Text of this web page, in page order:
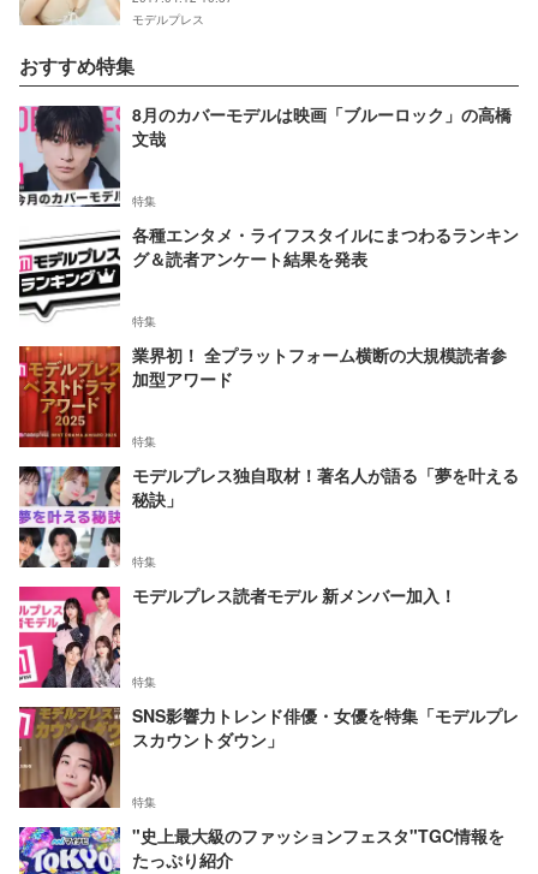
モデルプレス
おすすめ特集
8月のカバーモデルは映画「ブルーロック」の高橋
文哉
特集
各種エンタメ・ライフスタイルにまつわるランキン
グ＆読者アンケート結果を発表
特集
業界初！ 全プラットフォーム横断の大規模読者参
加型アワード
特集
モデルプレス独自取材！著名人が語る「夢を叶える
秘訣」
特集
モデルプレス読者モデル 新メンバー加入！
特集
SNS影響力トレンド俳優・女優を特集「モデルプレ
スカウントダウン」
特集
"史上最大級のファッションフェスタ"TGC情報を
たっぷり紹介